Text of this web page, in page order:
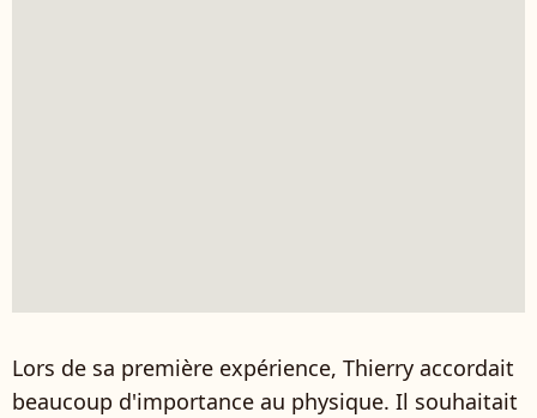
Lors de sa première expérience, Thierry accordait
beaucoup d'importance au physique. Il souhaitait